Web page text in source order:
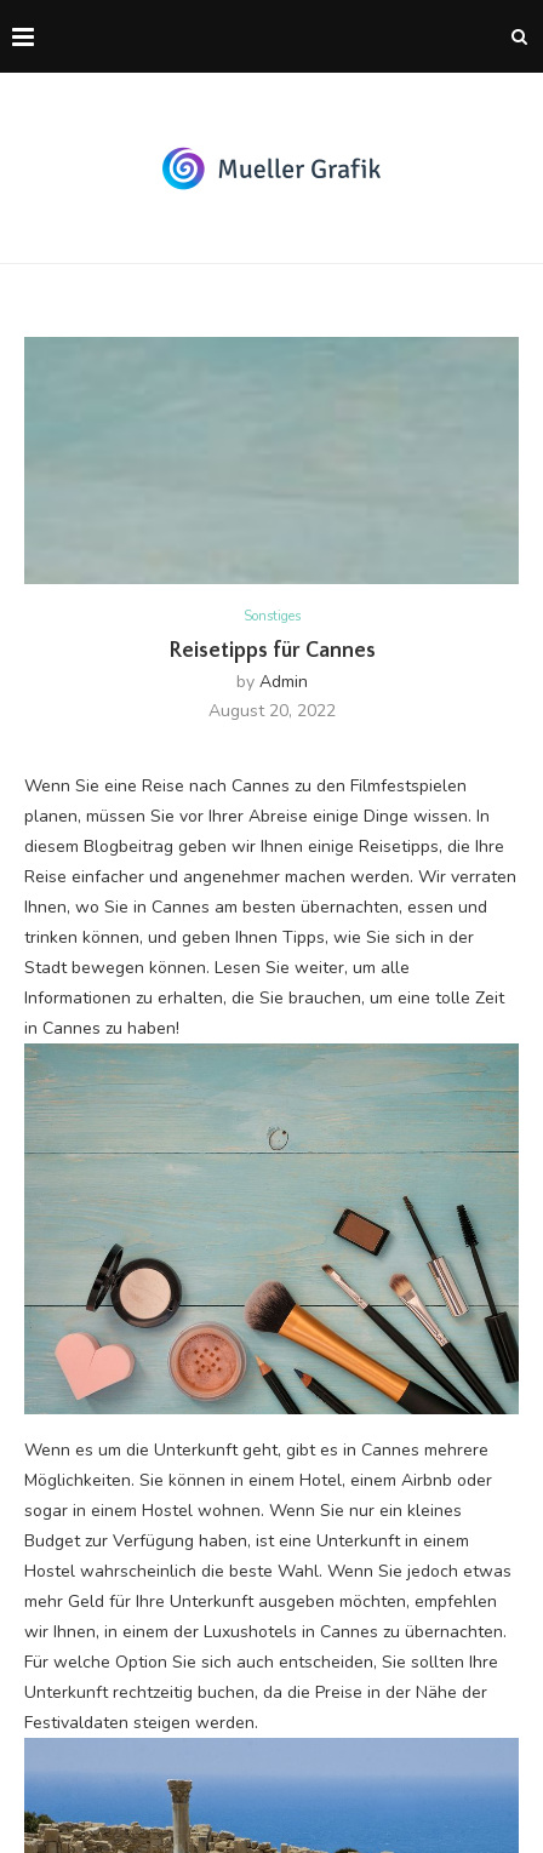
Sonstiges
Reisetipps für Cannes
by Admin
August 20, 2022
Wenn Sie eine Reise nach Cannes zu den Filmfestspielen
planen, müssen Sie vor Ihrer Abreise einige Dinge wissen. In
diesem Blogbeitrag geben wir Ihnen einige Reisetipps, die Ihre
Reise einfacher und angenehmer machen werden. Wir verraten
Ihnen, wo Sie in Cannes am besten übernachten, essen und
trinken können, und geben Ihnen Tipps, wie Sie sich in der
Stadt bewegen können. Lesen Sie weiter, um alle
Informationen zu erhalten, die Sie brauchen, um eine tolle Zeit
in Cannes zu haben!
Wenn es um die Unterkunft geht, gibt es in Cannes mehrere
Möglichkeiten. Sie können in einem Hotel, einem Airbnb oder
sogar in einem Hostel wohnen. Wenn Sie nur ein kleines
Budget zur Verfügung haben, ist eine Unterkunft in einem
Hostel wahrscheinlich die beste Wahl. Wenn Sie jedoch etwas
mehr Geld für Ihre Unterkunft ausgeben möchten, empfehlen
wir Ihnen, in einem der Luxushotels in Cannes zu übernachten.
Für welche Option Sie sich auch entscheiden, Sie sollten Ihre
Unterkunft rechtzeitig buchen, da die Preise in der Nähe der
Festivaldaten steigen werden.